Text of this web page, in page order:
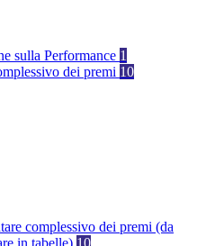
sulla Performance 1
dei premi 10
complessivo dei premi (da